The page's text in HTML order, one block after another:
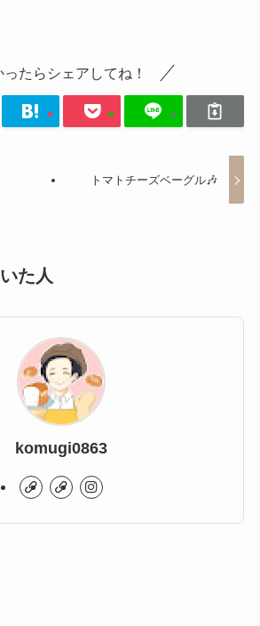
ったらシェアしてね！
トマトチーズベーグル🎶
た人
komugi0863